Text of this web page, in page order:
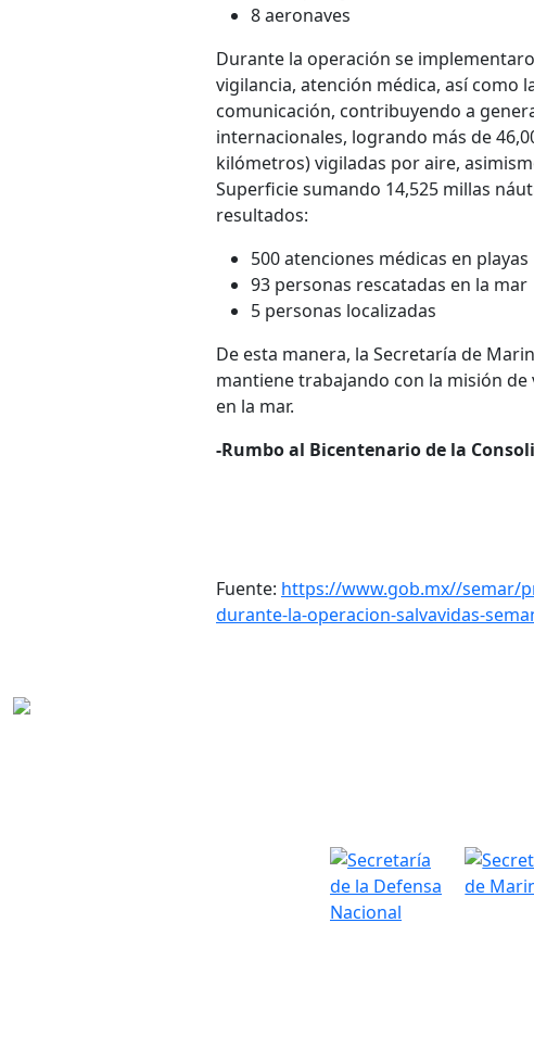
8 aeronaves
Durante la operación se
vigilancia, atención médica, así como
comunicación, contribuyendo a
internacionales, logrando más de
kilómetros) vigiladas por aire,
Superficie sumando 14,525 millas
resultados:
500 atenciones médicas en playas
93 personas rescatadas en la mar
5 personas localizadas
De esta manera, la Secretaría de
mantiene trabajando con la misión
en la mar.
-Rumbo al Bicentenario de la
Fuente: https://www.gob.mx//semar/
durante-la-operacion-salvavidas-